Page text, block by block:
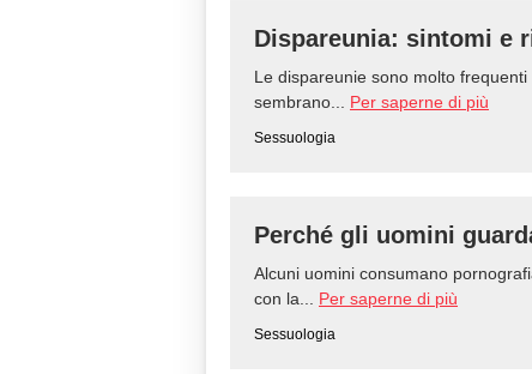
Dispareunia: sintomi e
Le dispareunie sono molto
sembrano... Per saperne di più
Sessuologia
Perché gli uomini
Alcuni uomini consumano
con la... Per saperne di più
Sessuologia